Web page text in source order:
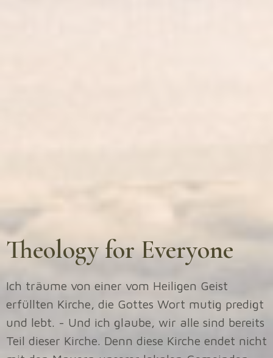
Theology for Everyone
Ich träume von einer vom Heiligen Geist
erfüllten Kirche, die Gottes Wort mutig predigt
und lebt. - Und ich glaube, wir alle sind bereits
Teil dieser Kirche. Denn diese Kirche endet nicht